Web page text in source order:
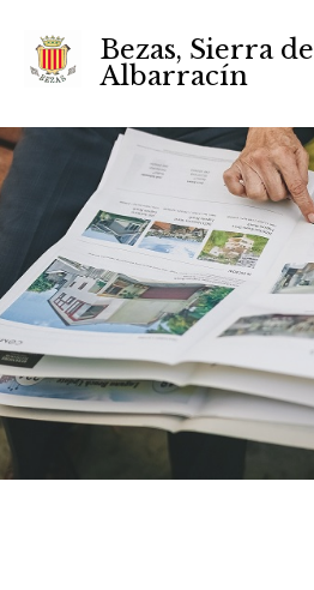
Bezas, Sierra de
Albarracín